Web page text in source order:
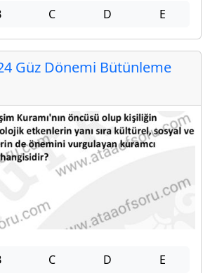
C D E
Güz Dönemi Bütünleme
C D E